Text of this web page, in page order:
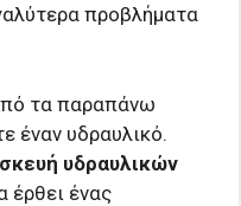
προβλήματα
τα παραπάνω
έναν υδραυλικό.
υδραυλικών
έρθει ένας